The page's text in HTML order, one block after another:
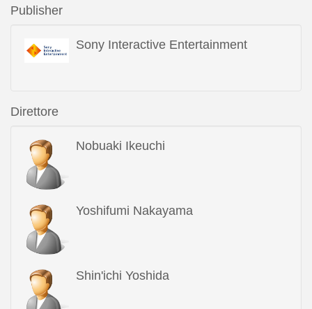
Publisher
Sony Interactive Entertainment
Direttore
Nobuaki Ikeuchi
Yoshifumi Nakayama
Shin'ichi Yoshida